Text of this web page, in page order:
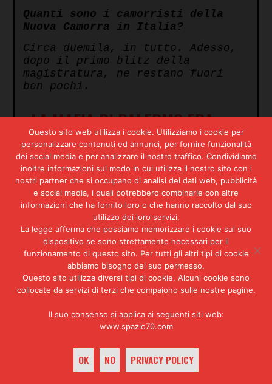
Quanti sono i camorristi della
Nuova Camorra in Italia?
Circa duemila, in tutto. Adesso,
dopo il primo blitz della
magistratura, ne restano fuori
ben pochi.
«LA MAFIA DI PALERMO ERA
ALLEATA DI TURATELLO»
Barra, veniamo subito al caso di
Enzo Tortora, il presentatore
televisivo, certamente il più
celebre dei suoi accusati.
Tortora è veramente affiliato
alla N.C.O.?
Enzo Tortora è un camorrista,
affiliato alla N.C.O. Prima che
Tortora fosse collegato a noi, o
meglio prima che si affiliasse
contatto con il boss Francis
Turatello di Milano. Sto parlando
quell’epoca, operavamo nel
settore della droga attraverso un
Questo sito web utilizza i cookie. Utilizziamo i cookie per
personalizzare contenuti ed annunci, per fornire funzionalità
dei social media e per analizzare il nostro traffico. Condividiamo
inoltre informazioni sul modo in cui utilizza il nostro sito con i
nostri partner che si occupano di analisi dei dati web, pubblicità
e social media, i quali potrebbero combinarle con altre
informazioni che ha fornito loro o che hanno raccolto dal suo
utilizzo dei loro servizi.
La legge afferma che possiamo memorizzare i cookie sul suo
dispositivo se sono strettamente necessari per il
funzionamento di questo sito. Per tutti gli altri tipi di cookie
abbiamo bisogno del suo permesso.
Questo sito utilizza diversi tipi di cookie. Alcuni cookie sono
collocate da servizi di terzi che compaiono sulle nostre pagine.
Il suo consenso si applica ai seguenti siti web:
www.spazio70.com
OK NO PRIVACY POLICY